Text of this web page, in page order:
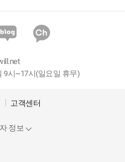
9시~17시(일요일 휴무)
고객센터
정보